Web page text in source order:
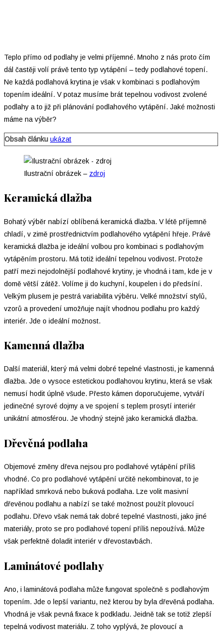
Teplo přímo od podlahy je velmi příjemné. Mnoho z nás proto čím
dál častěji volí právě tento typ vytápění – tedy podlahové topení.
Ne každá podlahová krytina je však v kombinaci s podlahovým
topením ideální. V potaz musíme brát tepelnou vodivost zvolené
podlahy a to již při plánování podlahového vytápění. Jaké možnosti
máme na výběr?
Obsah článku ukázat
Ilustrační obrázek – zdroj
Keramická dlažba
Bohatý výběr nabízí oblíbená keramická dlažba. V létě příjemně
chladí, v zimě prostřednictvím podlahového vytápění hřeje. Právě
keramická dlažba je ideální volbou pro kombinaci s podlahovým
vytápěním prostoru. Má totiž ideální tepelnou vodivost. Protože
patří mezi nejodolnější podlahové krytiny, je vhodná i tam, kde je v
domě větší zátěž. Volíme ji do kuchyní, koupelen i do předsíní.
Velkým plusem je pestrá variabilita výběru. Velké množství stylů,
vzorů a provedení umožňuje najít vhodnou podlahu pro každý
interiér. Jde o ideální možnost.
Kamenná dlažba
Další materiál, který má velmi dobré tepelné vlastnosti, je kamenná
dlažba. Jde o vysoce estetickou podlahovou krytinu, která se však
nemusí hodit úplně všude. Přesto kámen doporučujeme, vytváří
jedinečné syrové dojmy a ve spojení s teplem prosytí interiér
unikátní atmosférou. Je vhodný stejně jako keramická dlažba.
Dřevěná podlaha
Objemové změny dřeva nejsou pro podlahové vytápění příliš
vhodné. Co pro podlahové vytápění určitě nekombinovat, to je
například smrková nebo buková podlaha. Lze volit masivní
dřevěnou podlahu a nabízí se také možnost použít plovoucí
podlahu. Dřevo však nemá tak dobré tepelné vlastnosti, jako jiné
materiály, proto se pro podlahové topení příliš nepoužívá. Může
však perfektně doladit interiér v dřevostavbách.
Laminátové podlahy
Ano, i laminátová podlaha může fungovat společně s podlahovým
topením. Jde o lepší variantu, než kterou by byla dřevěná podlaha.
Vhodná je však pevná fixace k podkladu. Jeidně tak se totiž zlepší
tepelná vodivost materiálu. Z toho vyplývá, že plovoucí a